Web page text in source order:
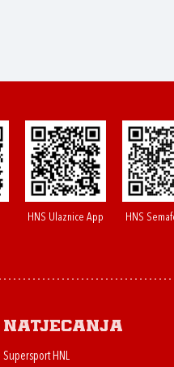
HNS Ulaznice App HNS
Natjecanja
Supersport HNL